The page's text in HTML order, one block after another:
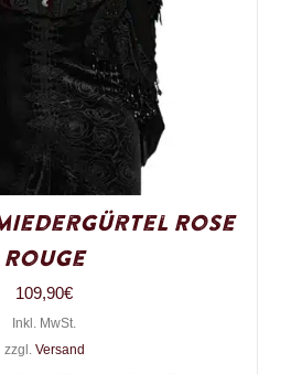
Rose
Rouge
109,90€
Inkl. MwSt.
zzgl. Versand